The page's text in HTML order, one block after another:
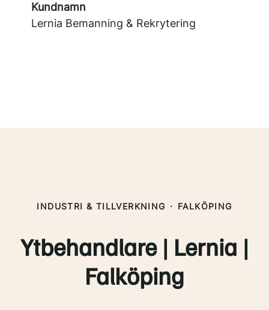
Kundnamn
Lernia Bemanning & Rekrytering
INDUSTRI & TILLVERKNING · FALKÖPING
Ytbehandlare | Lernia |
Falköping